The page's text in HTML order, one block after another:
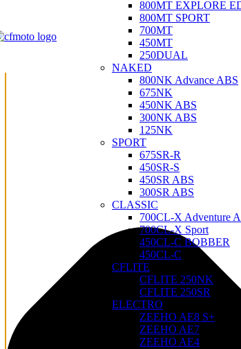
800MT EXPLORE
800MT SPORT
700MT
450MT
250DUAL
NAKED
800NK Advance ABS
675NK
450NK ABS
300NK ABS
125NK
SPORT
675SR-R
450SR-S
450SR ABS
300SR ABS
CLASSIC
700CL-X Adventure
700CL-X Sport
450CL-C BOBBER
450CL-C
CFLITE
CFLITE 250NK
CFLITE 250SR
ELECTRO
ZEEHO AE8 S+
ZEEHO AE7
ZEEHO AE4